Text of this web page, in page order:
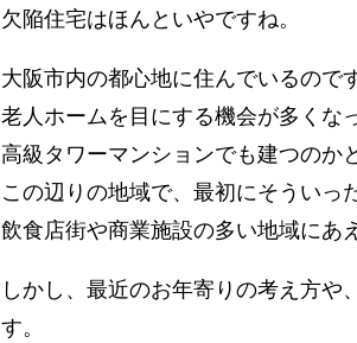
欠陥住宅はほんといやですね。
大阪市内の都心地に住んでいるの
老人ホームを目にする機会が多くな
高級タワーマンションでも建つのか
この辺りの地域で、最初にそうい
飲食店街や商業施設の多い地域にあ
しかし、最近のお年寄りの考え方
す。